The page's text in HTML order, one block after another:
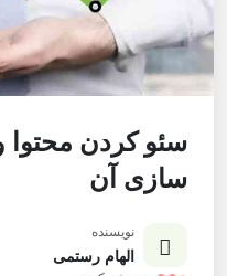
سئو کردن محتوا
سازی آن
نویسنده
الهام رستمی